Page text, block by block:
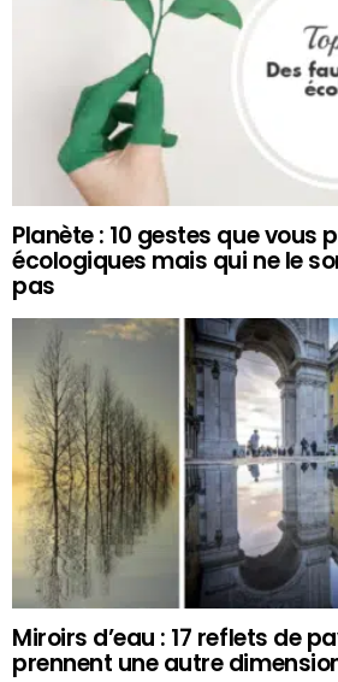
Planète : 10 gestes que vous
écologiques mais qui ne le
pas
Miroirs d’eau : 17 reflets de
prennent une autre